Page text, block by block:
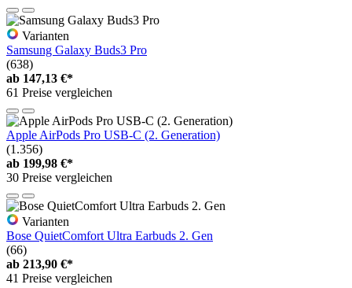
Varianten
Samsung Galaxy Buds3 Pro
(638)
ab 147,13 €*
61 Preise vergleichen
Apple AirPods Pro USB-C (2. Generation)
(1.356)
ab 199,98 €*
30 Preise vergleichen
Varianten
Bose QuietComfort Ultra Earbuds 2. Gen
(66)
ab 213,90 €*
41 Preise vergleichen